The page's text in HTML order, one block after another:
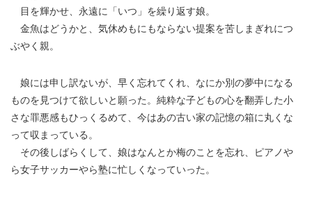
目を輝かせ、永遠に「いつ」を繰り返す娘。
金魚はどうかと、気休めもにもならない提案を苦しまぎれにつ
ぶやく親。
娘には申し訳ないが、早く忘れてくれ、なにか別の夢中になる
ものを見つけて欲しいと願った。純粋な子どもの心を翻弄した小
さな罪悪感もひっくるめて、今はあの古い家の記憶の箱に丸くな
って収まっている。
その後しばらくして、娘はなんとか梅のことを忘れ、ピアノや
ら女子サッカーやら塾に忙しくなっていった。